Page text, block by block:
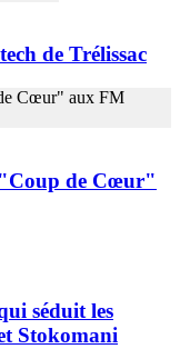
de Trélissac
"Coup de Cœur"
séduit les
Stokomani